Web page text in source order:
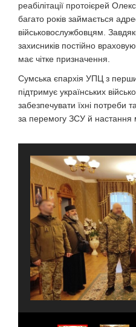
реабілітації протоієрей
багато років займається
військовослужбовцям.
захисників постійно
має чітке призначення.
Сумська єпархія УПЦ з
підтримує українських
забезпечувати їхні потреби
за перемогу ЗСУ й настання